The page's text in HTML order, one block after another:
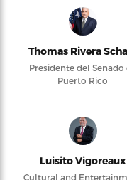
Thomas Rivera
Presidente del Senado
Puerto Rico
Luisito Vigoreaux
Cultural and